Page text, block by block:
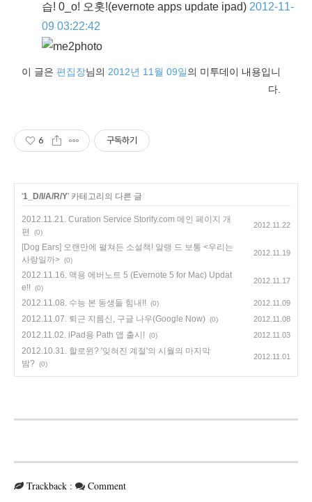
습! 0_o! 오홋!(evernote apps update ipad) 2012-11-
09 03:22:42
이 글은 편집장님의 2012년 11월 09일의 미투데이 내용입니
다.
6 구독하기
'1_D/I/A/R/Y' 카테고리의 다른 글
2012.11.21. Curation Service Storify.com 메인 페이지 개
편
(0)
2012.11.22
[Dog Ears] 오랜만에 펼쳐든 소설책! 알랭 드 보통 <우리는
사랑일까> (0)
2012.11.19
2012.11.16. 맥용 에버노트 5 (Evernote 5 for Mac) Updat
e!! (0)
2012.11.17
2012.11.08. 수능 본 동생들 힘내!! (0) 2012.11.09
2012.11.07. 퇴근 지름신, 구글 나우(Google Now) (0) 2012.11.08
2012.11.02. iPad용 Path 앱 출시! (0) 2012.11.03
2012.10.31. 할로윈? '잊혀진 계절'의 시월의 마지막
밤?
(0)
2012.11.01
Trackback : Comment